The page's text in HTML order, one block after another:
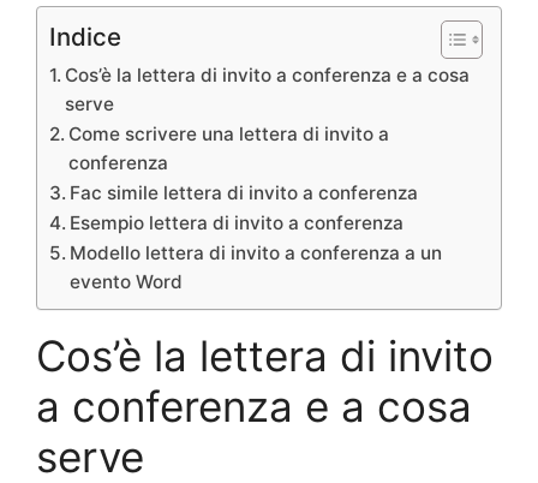
Indice
Cos’è la lettera di invito a conferenza e a cosa
serve
Come scrivere una lettera di invito a
conferenza
Fac simile lettera di invito a conferenza
Esempio lettera di invito a conferenza
Modello lettera di invito a conferenza a un
evento Word
Cos’è la lettera di invito
a conferenza e a cosa
serve